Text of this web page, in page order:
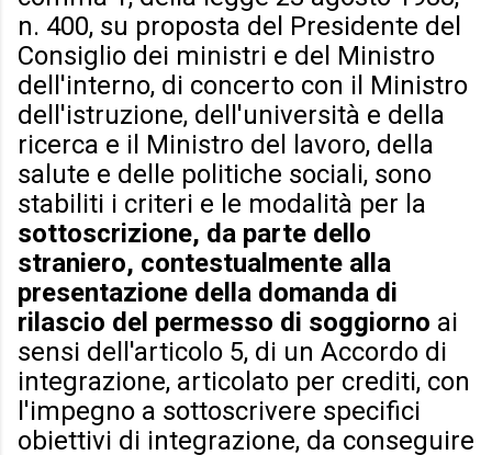
n. 400, su proposta del Presidente del
Consiglio dei ministri e del Ministro
dell'interno, di concerto con il Ministro
dell'istruzione, dell'università e della
ricerca e il Ministro del lavoro, della
salute e delle politiche sociali, sono
stabiliti i criteri e le modalità per la
sottoscrizione, da parte dello
straniero, contestualmente alla
presentazione della domanda di
rilascio del permesso di soggiorno ai
sensi dell'articolo 5, di un Accordo di
integrazione, articolato per crediti, con
l'impegno a sottoscrivere specifici
obiettivi di integrazione, da conseguire